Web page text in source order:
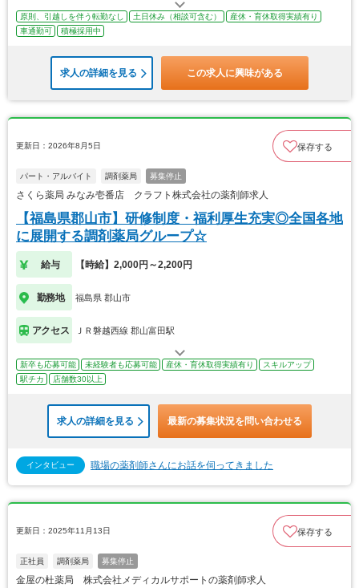
原則、引越しを伴う転勤なし 土日休み（相談可含む）
産休・育休取得実績有り
車通勤可
積極採用中
求人の詳細を見る この求人に興味がある
更新日：2026年8月5日 保存する
パート・アルバイト 調剤薬局 募集停止
さくら薬局 みなみ壱番店 クラフト株式会社の薬剤師求人
【福島県郡山市】研修制度・福利厚生充実◎全国各地
に展開する調剤薬局グループ☆
給与 【時給】2,000円～2,200円
勤務地 福島県 郡山市
アクセス ＪＲ磐越西線 郡山富田駅
新卒も応募可能 未経験者も応募可能 産休・育休取得実績有り
スキルアップ
駅チカ
店舗数30以上
求人の詳細を見る 最新の募集状況を問い合わせる
インタビュー 職場の薬剤師さんにお話を伺ってきました
更新日：2025年11月13日 保存する
正社員 調剤薬局 募集停止
金屋の杜薬局 株式会社メディカルサポートの薬剤師求人